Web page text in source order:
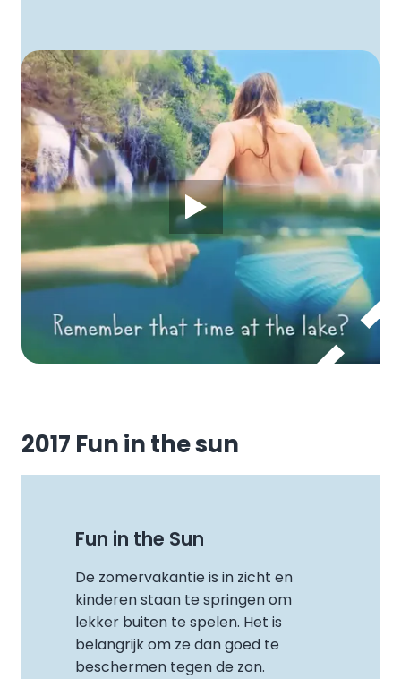
2017 Fun in the sun
Fun in the Sun
De zomervakantie is in zicht en
kinderen staan te springen om
lekker buiten te spelen. Het is
belangrijk om ze dan goed te
beschermen tegen de zon.